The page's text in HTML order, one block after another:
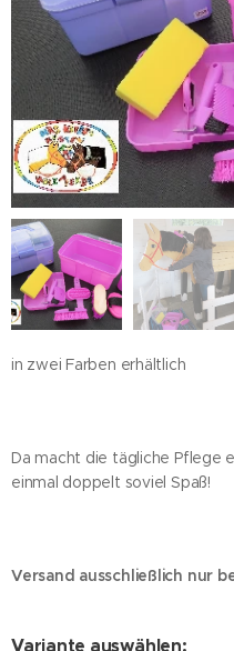
in zwei Farben erhältlich
Da macht die tägliche Pflege
einmal doppelt soviel Spaß!
Versand ausschließlich nur